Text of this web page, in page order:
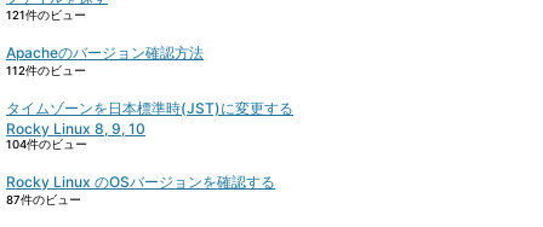
121件のビュー
Apacheのバージョン確認方法
112件のビュー
タイムゾーンを日本標準時(JST)に変更する
Rocky Linux 8, 9, 10
104件のビュー
Rocky Linux のOSバージョンを確認する
87件のビュー